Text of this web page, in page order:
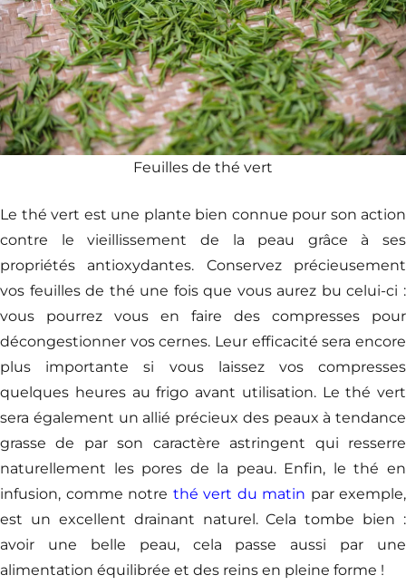
Feuilles de thé vert
Le thé vert est une plante bien connue pour son action
contre le vieillissement de la peau grâce à ses
propriétés antioxydantes. Conservez précieusement
vos feuilles de thé une fois que vous aurez bu celui-ci :
vous pourrez vous en faire des compresses pour
décongestionner vos cernes. Leur efficacité sera encore
plus importante si vous laissez vos compresses
quelques heures au frigo avant utilisation. Le thé vert
sera également un allié précieux des peaux à tendance
grasse de par son caractère astringent qui resserre
naturellement les pores de la peau. Enfin, le thé en
infusion, comme notre thé vert du matin par exemple,
est un excellent drainant naturel. Cela tombe bien :
avoir une belle peau, cela passe aussi par une
alimentation équilibrée et des reins en pleine forme !